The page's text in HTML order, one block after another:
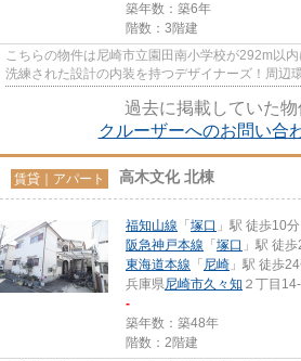
築年数：築6年
階数：3階建
こちらの物件は尼崎市立園田南小学校が292m以
洗練された設計の内装を持つデザイナーズ！周辺
過去に掲載していた物
クルーザーへのお問い合
賃貸｜アパート 高木文化 北棟
福知山線 「 塚口 」駅 徒歩10分
阪急神戸本線 「 塚口 」駅 徒
東海道本線 「 尼崎 」駅 徒歩
兵庫県尼崎市久々知 ２丁目
-
築年数：築48年
階数：2階建